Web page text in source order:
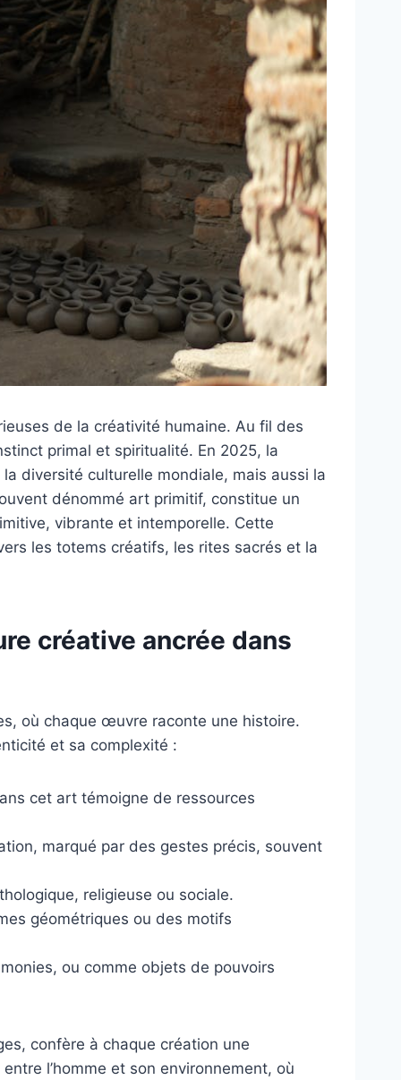
de la créativité humaine. Au fil des
primal et spiritualité. En 2025, la
diversité culturelle mondiale, mais aussi la
dénommé art primitif, constitue un
vibrante et intemporelle. Cette
les totems créatifs, les rites sacrés et la
créative ancrée dans
où chaque œuvre raconte une histoire.
et sa complexité :
cet art témoigne de ressources
marqué par des gestes précis, souvent
religieuse ou sociale.
géométriques ou des motifs
ou comme objets de pouvoirs
confère à chaque création une
l’homme et son environnement, où